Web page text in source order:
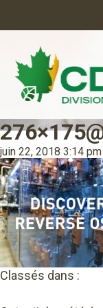
Notre
Merci
juin 22, 2018 3:14 pm
Classés dans :